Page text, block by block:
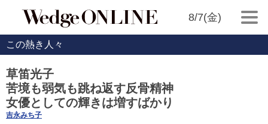
8/7(金)
この熱き人々
草笛光子
苦境も弱気も跳ね返す反骨精神
女優としての輝きは増すばかり
吉永みち子